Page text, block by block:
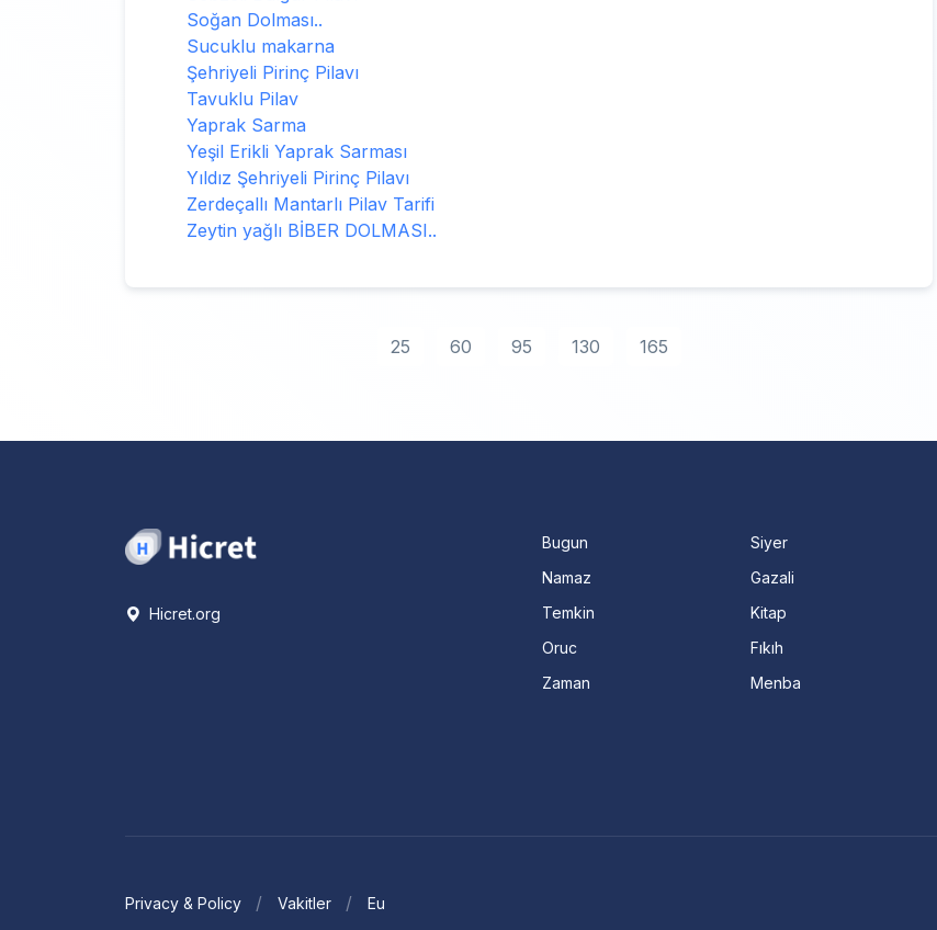
Soğan Dolması..
Sucuklu makarna
Şehriyeli Pirinç Pilavı
Tavuklu Pilav
Yaprak Sarma
Yeşil Erikli Yaprak Sarması
Yıldız Şehriyeli Pirinç Pilavı
Zerdeçallı Mantarlı Pilav Tarifi
Zeytin yağlı BİBER DOLMASI..
25 60 95 130 165
Hicret.org
Bugun
Namaz
Temkin
Oruc
Zaman
Siyer
Gazali
Kitap
Fıkıh
Menba
Privacy & Policy Vakitler Eu